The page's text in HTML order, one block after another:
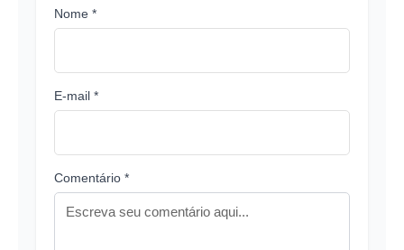
Nome *
E-mail *
Comentário *